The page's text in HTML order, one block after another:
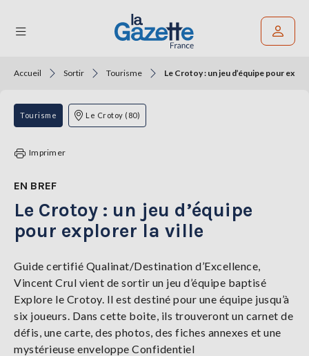
THÉMATIQUES
RÉGIONS
TENDANCES
SERVICES
GAZETTE
Se
connecter
Accueil Sortir Tourisme Le Crotoy : un jeu d’équipe pour
Tourisme Le Crotoy (80)
Imprimer
EN BREF
Le Crotoy : un jeu d’équipe
pour explorer la ville
Guide certifié Qualinat/Destination d’Excellence,
Vincent Crul vient de sortir un jeu d’équipe baptisé
Explore le Crotoy. Il est destiné pour une équipe jusqu’à
six joueurs. Dans cette boite, ils trouveront un carnet de
défis, une carte, des photos, des fiches annexes et une
mystérieuse enveloppe Confidentiel